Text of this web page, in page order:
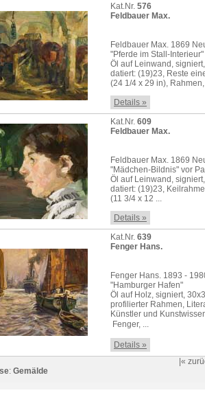
Kat.Nr. 576
Feldbauer Max.
Feldbauer Max. 1869
"Pferde im Stall-Interieur"
Öl auf Leinwand,
datiert: (19)23, Reste
(24 1/4 x 29 in), Rahmen,
Details »
Kat.Nr. 609
Feldbauer Max.
Feldbauer Max. 1869
"Mädchen-Bildnis" vor
Öl auf Leinwand,
datiert: (19)23,
(11 3/4 x 12 ...
Details »
Kat.Nr. 639
Fenger Hans.
Fenger Hans. 1893 -
"Hamburger Hafen"
Öl auf Holz, signiert,
profilierter Rahmen,
Künstler und
Fenger, ...
Details »
|«
: Gemälde